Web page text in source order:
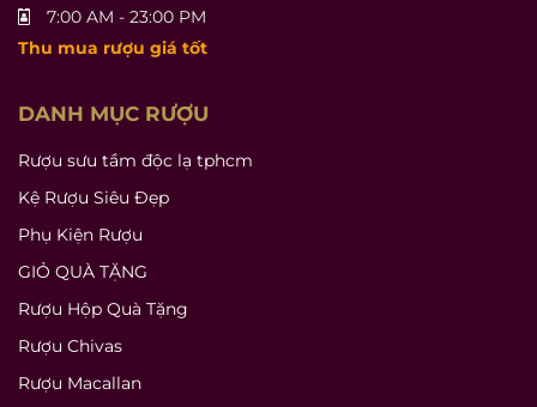
7:00 AM - 23:00 PM
Thu mua rượu giá tốt
DANH MỤC RƯỢU
Rượu sưu tầm độc lạ tphcm
Kệ Rượu Siêu Đẹp
Phụ Kiện Rượu
GIỎ QUÀ TẶNG
Rượu Hộp Quà Tặng
Rượu Chivas
Rượu Macallan